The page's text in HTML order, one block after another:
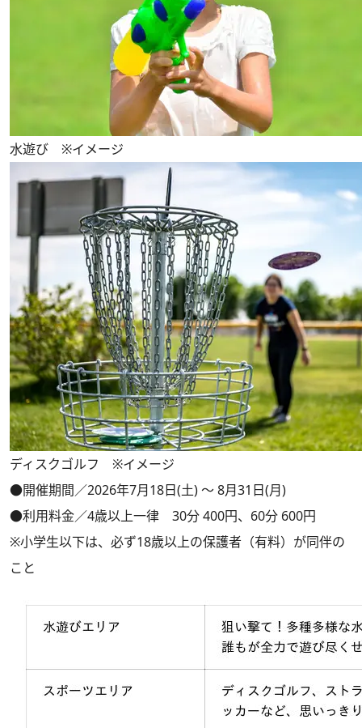
水遊び ※イメージ
ディスクゴルフ ※イメージ
●開催期間／2026年7月18日(土) ～ 8月31日(月)
●利用料金／4歳以上一律 30分 400円、60分 600円
※小学生以下は、必ず18歳以上の保護者（有料）が同伴の
こと